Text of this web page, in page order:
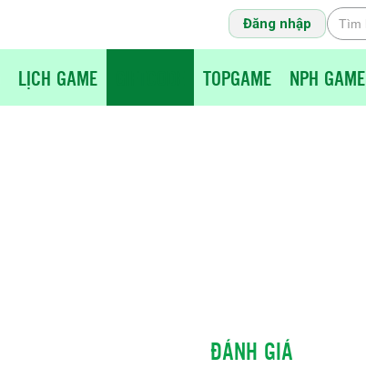
Đăng nhập
LỊCH GAME TOPGAME NPH GAME
ĐÁNH GIÁ